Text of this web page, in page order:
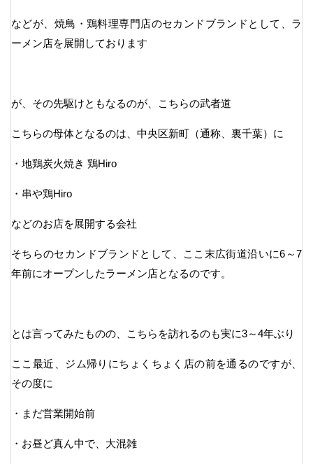
などが、焼鳥・鶏料理専門店のセカンドブランドとして、ラ
ーメン店を展開しております
が、その先駆けともなるのが、こちらの武者道
こちらの母体となるのは、中央区新町（通称、裏千葉）に
・地鶏炭火焼き 鶏Hiro
・串や鶏Hiro
などのお店を展開する会社
そちらのセカンドブランドとして、ここ末広街道沿いに6～7
年前にオープンしたラーメン店となるのです。
とは言ってみたものの、こちらを訪れるのも実に3～4年ぶり
ここ最近、ジム帰りにちょくちょく店の前を通るのですが、
その度に
・まだ営業開始前
・お昼ど真ん中で、大混雑